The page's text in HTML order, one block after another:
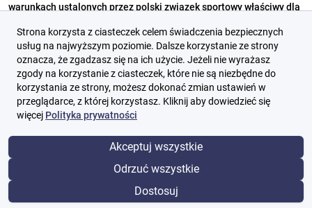
Strona korzysta z ciasteczek celem świadczenia bezpiecznych
usług na najwyższym poziomie. Dalsze korzystanie ze strony
oznacza, że zgadzasz się na ich użycie. Jeżeli nie wyrażasz
zgody na korzystanie z ciasteczek, które nie są niezbędne do
korzystania ze strony, możesz dokonać zmian ustawień w
przeglądarce, z której korzystasz. Kliknij aby dowiedzieć się
więcej Polityka prywatności
Akceptuj wszystkie
Odrzuć wszystkie
Dostosuj
warunkach ustalonych przez polski związek sportowy właściwy dla
na warunkach ustalonych przez radę pedagogiczną, w przypadku
oddziałów przygotowania wojskowego i o profilu mundurowym.
Warunkiem koniecznym do przyjęcia do oddziału przygotowania
wojskowego i oddziału o profilu mundurowym jest posiadanie
obywatelstwa polskiego przez kandydata.
Terminy przeprowadzenia prób sprawności fizycznej ustalają
dyrektorzy szkół zgodnie z harmonogramem postępowania
rekrutacyjnego i postępowania uzupełniającego określonym przez